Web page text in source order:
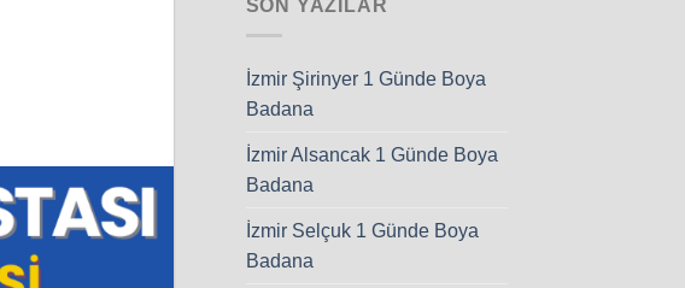
SON YAZILAR
İzmir Şirinyer 1 Günde Boya
Badana
İzmir Alsancak 1 Günde Boya
Badana
İzmir Selçuk 1 Günde Boya
Badana